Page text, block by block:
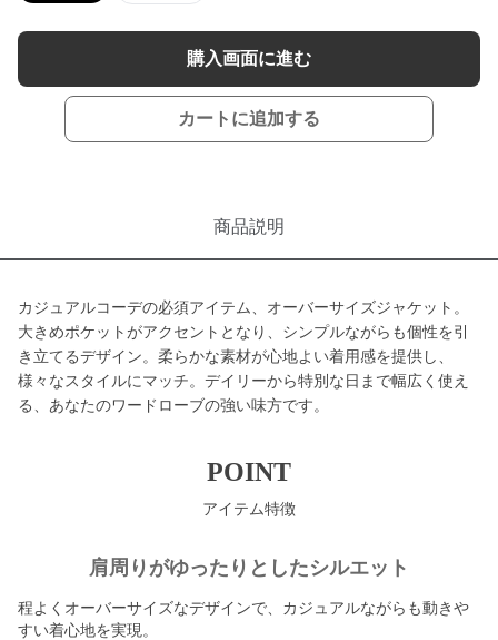
購入画面に進む
カートに追加する
商品説明
カジュアルコーデの必須アイテム、オーバーサイズジャケット。
大きめポケットがアクセントとなり、シンプルながらも個性を引
き立てるデザイン。柔らかな素材が心地よい着用感を提供し、
様々なスタイルにマッチ。デイリーから特別な日まで幅広く使え
る、あなたのワードローブの強い味方です。
POINT
アイテム特徴
肩周りがゆったりとしたシルエット
程よくオーバーサイズなデザインで、カジュアルながらも動きや
すい着心地を実現。